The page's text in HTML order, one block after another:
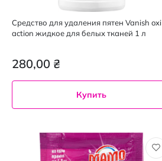
Средство для удаления пятен Vanish oxi
action жидкое для белых тканей 1 л
280,00 ₴
Купить